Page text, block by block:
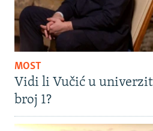
MOST
Vidi li Vučić u
broj 1?